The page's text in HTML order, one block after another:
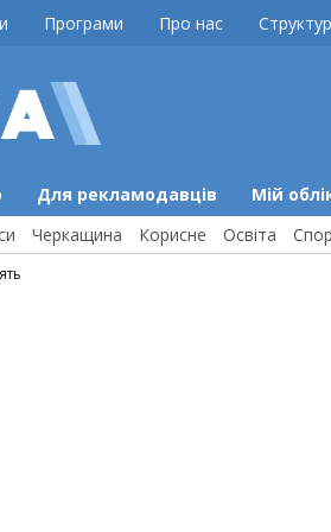
Програми Про нас
Для рекламодавців Мій
Черкащина Корисне Освіта